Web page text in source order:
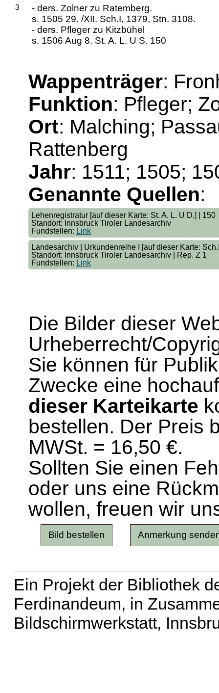
3
- ders. Zolner zu Ratemberg.
s. 1505 29. /XII. Sch.I, 1379, Stn. 3108.
- ders. Pfleger zu Kitzbühel
s. 1506 Aug 8. St. A. L. U S. 150
Wappenträger:
Funktion: Pfleger;
Ort: Malching;
Rattenberg
Jahr: 1511; 1505;
Genannte Quellen:
Lehenregistratur [auf dieser Karte: St. A. L. U D.] | 150
Standort: Innsbruck Tiroler Landesarchiv
Fundstellen: Link
Landesarchiv | Urkundenreihe I [auf dieser Karte:
Standort: Innsbruck Tiroler Landesarchiv | Rep. Z 1
Fundstellen: Link
Die Bilder dieser
Urheberrecht/
Sie können für
Zwecke eine
dieser Karteikarte
bestellen. Der Preis
MWSt. = 16,50 €.
Sollten Sie einen
oder uns eine
wollen, freuen wir
Ein Projekt der Bibliothek
Ferdinandeum, in
Bildschirmwerkstatt,